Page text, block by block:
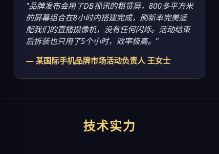
"品牌发布会用了DB视讯的租赁屏，800多平方米
的屏幕组合在8小时内搭建完成，刷新率完美适
配我们的直播摄像机，没有任何闪烁。活动结束
后拆装也只用了5个小时，效率极高。"
— 某国际手机品牌市场活动负责人 王女士
技术实力